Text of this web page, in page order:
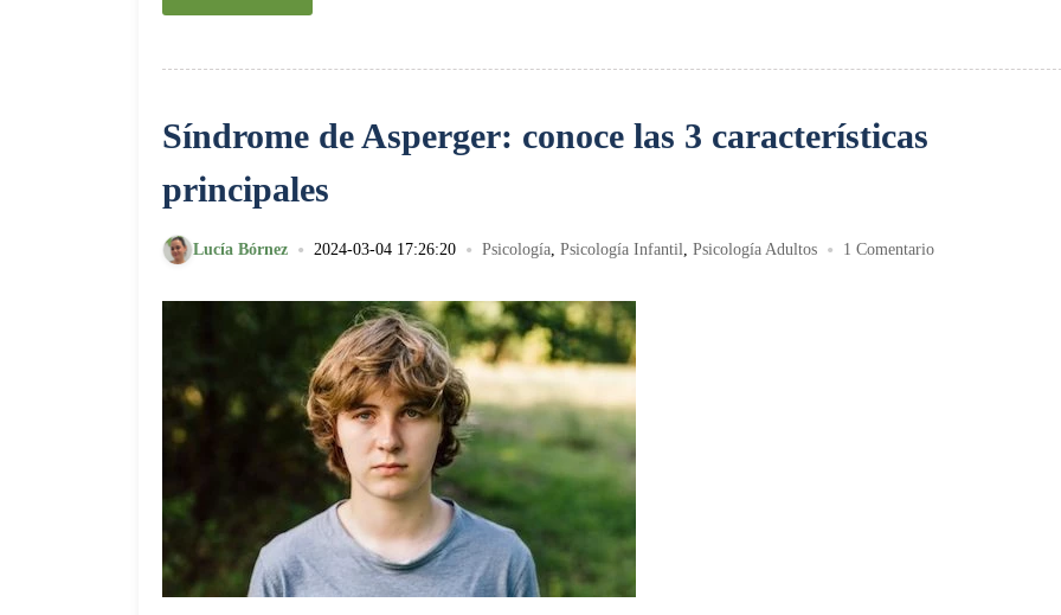
Síndrome de Asperger: conoce las 3 características
principales
Lucía Bórnez • 2024-03-04 17:26:20 • Psicología Psicología Infantil Psicología Adultos • 1 Comentario